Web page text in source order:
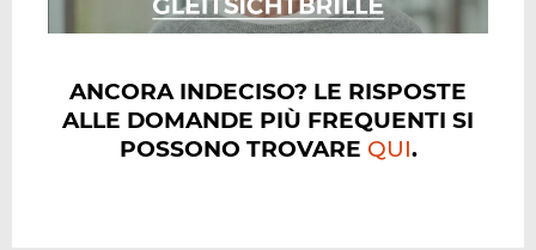
ANCORA INDECISO? LE RISPOSTE
ALLE DOMANDE PIÙ FREQUENTI SI
POSSONO TROVARE QUI.